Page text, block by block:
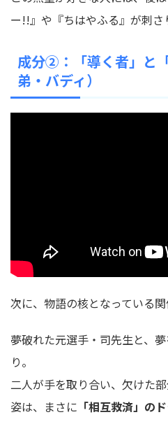
ー!!』や『ちはやふる』が刺さ
成分②：「導く者」と
弟・バディ）
次に、物語の核となっている関
夢破れた元選手・司先生と、
り。
二人が手を取り合い、欠けた
姿は、まさに 「相互救済」の